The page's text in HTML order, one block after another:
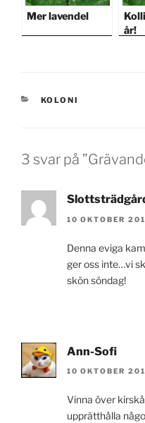
Mer lavendel
år!
KATEGORIER
KOLONI
3 svar på
10 OKTOBER
Denna eviga
ger oss inte…vi
skön söndag!
Ann-Sofi
10 OKTOBER
Vinna över
upprätthålla